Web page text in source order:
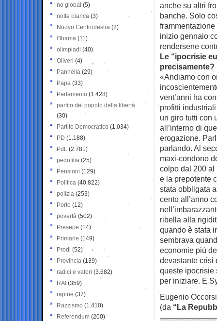
anche su altri
banche. Solo
inizio gennaio
rendersene
Le “ipocrisie
precisamente?
«Andiamo con
vent’anni ha
profitti
un giro tutti con
all’interno di
erogazione.
parlando. Al
maxi-condono
colpo dal 200 al
e la prepotente
stata obbligata
cento all’anno
ribella alla
quando è stata
sembrava
economie più
devastante crisi
queste ipocrisie
per iniziare. E
Eugenio
(da “La
no global (5)
notte bianca (3)
Nuovo Centrodestra (2)
Obama (11)
olimpiadi (40)
Oliveri (4)
Pannella (29)
Papa (33)
Parlamento (1.428)
partito del popolo della libertà
(30)
Partito Democratico (1.034)
PD (1.188)
PdL (2.781)
pedofilia (25)
Pensioni (129)
Politica (40.822)
polizia (253)
Porto (12)
povertà (502)
Presepe (14)
Primarie (149)
Prodi (52)
Provincia (139)
radici e valori (3.682)
RAI (359)
rapine (37)
Razzismo (1.410)
Referendum (200)